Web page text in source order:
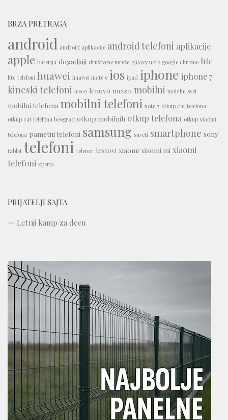
BRZA PRETRAGA
android android aplikacije android telefoni aplikacije
apple baterija dogadjaji društvene mreže galaxy note google chrome htc
htc telefoni huawei huawei mate 9 ios ipad iphone iphone 7
kineski telefoni leeco lenovo meizu mobilni mobilni svet
mobilni telefona mobilni telefoni note 7 otkup cat telefona
otkup cat telefona beograd otkup mobilnih otkup telefona otkup xiaomi
telefona pametni telefoni samsung saveti smartphone sony
tablet telefoni telenor testovi xiaomi xiaomi mi xiaomi
telefoni xperia
PRIJATELJI SAJTA
Letnji kamp za decu